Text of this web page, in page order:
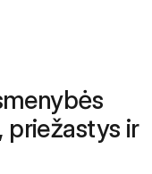
priežastys ir